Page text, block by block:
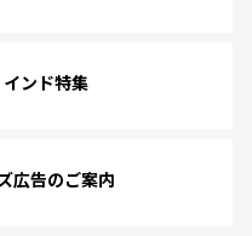
ンド特集
広告のご案内